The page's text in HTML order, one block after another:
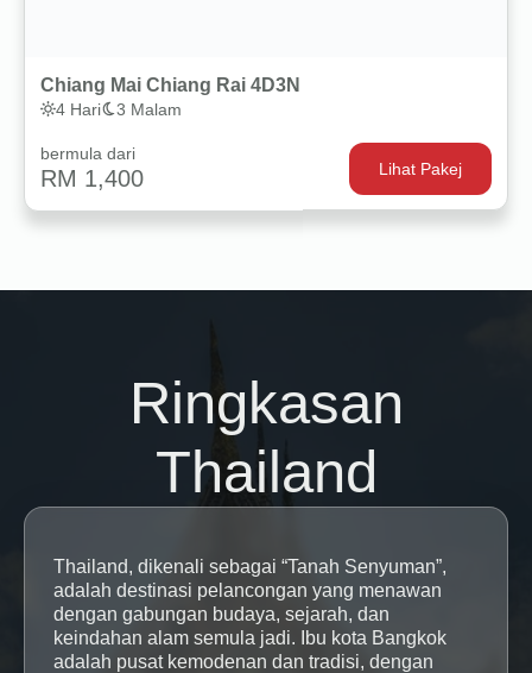
Chiang Mai Chiang Rai 4D3N
4 Hari 3 Malam
bermula dari
RM 1,400 Lihat Pakej
Ringkasan
Thailand
Thailand, dikenali sebagai “Tanah Senyuman”,
adalah destinasi pelancongan yang menawan
dengan gabungan budaya, sejarah, dan
keindahan alam semula jadi. Ibu kota Bangkok
adalah pusat kemodenan dan tradisi, dengan